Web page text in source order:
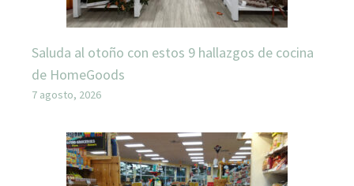
Saluda al otoño con estos 9 hallazgos de cocina
de HomeGoods
7 agosto, 2026